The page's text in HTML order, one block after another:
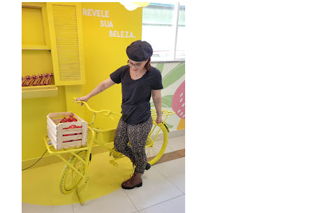
Condicionador
Açucarando: Shampoo
Condicionador Novex